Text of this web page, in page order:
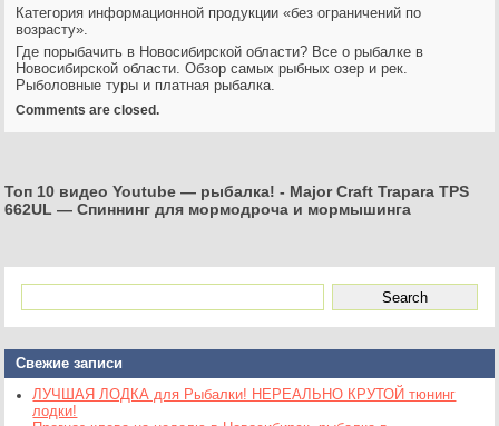
Категория информационной продукции «без ограничений по
возрасту».
Где порыбачить в Новосибирской области? Все о рыбалке в
Новосибирской области. Обзор самых рыбных озер и рек.
Рыболовные туры и платная рыбалка.
Comments are closed.
Топ 10 видео Youtube — рыбалка! - Major Craft Trapara TPS
662UL — Спиннинг для мормодроча и мормышинга
Свежие записи
ЛУЧШАЯ ЛОДКА для Рыбалки! НЕРЕАЛЬНО КРУТОЙ тюнинг
лодки!